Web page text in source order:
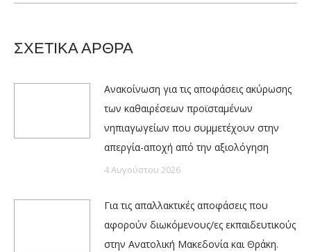
ΣΧΕΤΙΚΑ ΑΡΘΡΑ
Ανακοίνωση για τις αποφάσεις ακύρωσης
των καθαιρέσεων προϊσταμένων
νηπιαγωγείων που συμμετέχουν στην
απεργία-αποχή από την αξιολόγηση
4 Αυγούστου 2026
Για τις απαλλακτικές αποφάσεις που
αφορούν διωκόμενους/ες εκπαιδευτικούς
στην Ανατολική Μακεδονία και Θράκη.